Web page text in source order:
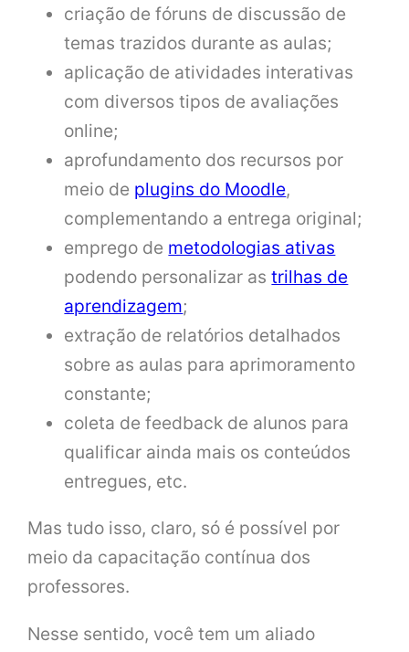
criação de fóruns de discussão de
temas trazidos durante as aulas;
aplicação de atividades interativas
com diversos tipos de avaliações
online;
aprofundamento dos recursos por
meio de plugins do Moodle,
complementando a entrega original;
emprego de metodologias ativas
podendo personalizar astrilhas de
aprendizagem;
extração de relatórios detalhados
sobre as aulas para aprimoramento
constante;
coleta de feedback de alunos para
qualificar ainda mais os conteúdos
entregues, etc.
Mas tudo isso, claro, só é possível por
meio da capacitação contínua dos
professores.
Nesse sentido, você tem um aliado